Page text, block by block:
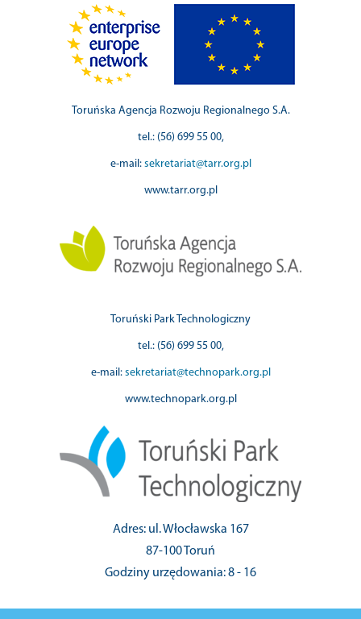
Toruńska Agencja Rozwoju Regionalnego S.A.
tel.: (56) 699 55 00,
e-mail: sekretariat@tarr.org.pl
www.tarr.org.pl
Toruński Park Technologiczny
tel.: (56) 699 55 00,
e-mail: sekretariat@technopark.org.pl
www.technopark.org.pl
Adres: ul. Włocławska 167
87-100 Toruń
Godziny urzędowania: 8 - 16